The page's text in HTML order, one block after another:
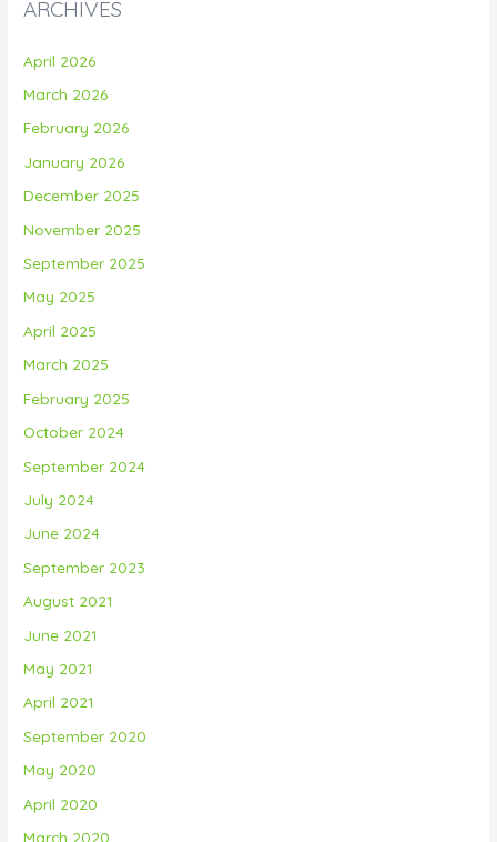
ARCHIVES
April 2026
March 2026
February 2026
January 2026
December 2025
November 2025
September 2025
May 2025
April 2025
March 2025
February 2025
October 2024
September 2024
July 2024
June 2024
September 2023
August 2021
June 2021
May 2021
April 2021
September 2020
May 2020
April 2020
March 2020